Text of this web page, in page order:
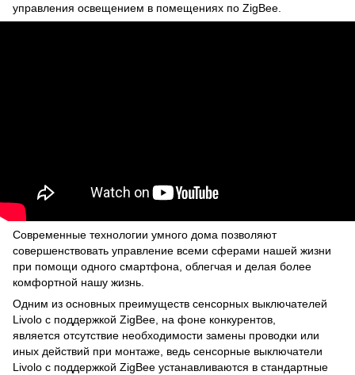
управления освещением в помещениях по ZigBee.
Современные технологии умного дома позволяют
совершенствовать управление всеми сферами нашей жизни
при помощи одного смартфона, облегчая и делая более
комфортной нашу жизнь.
Одним из основных преимуществ сенсорных выключателей
Livolo с поддержкой ZigBee, на фоне конкурентов,
является отсутствие необходимости замены проводки или
иных действий при монтаже, ведь сенсорные выключатели
Livolo с поддержкой ZigBee устанавливаются в стандартные